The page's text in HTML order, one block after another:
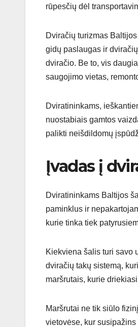
rūpesčių dėl
Dviračių turizmas
gidų paslaugas ir
dviračio. Be to, vis
saugojimo vietas,
Dviratininkams,
nuostabiais gamtos
palikti neišdildomų
Įvadas į
Dviratininkams Baltijos
paminklus ir
kurie tinka tiek
Kiekviena šalis turi savo
dviračių takų sistemą,
maršrutais, kurie
Maršrutai ne tik siūlo
vietovėse, kur